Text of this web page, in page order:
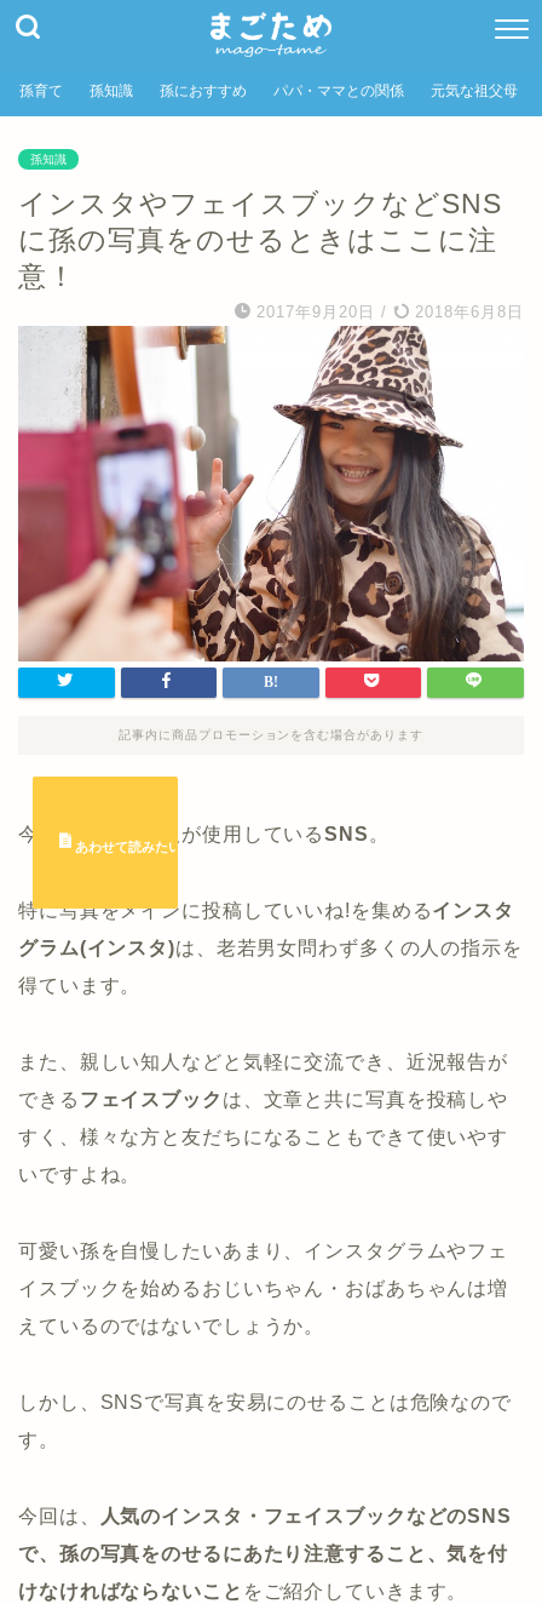
孫育て 孫知識 孫におすすめ パパ・ママとの関係 元気な祖父母
孫知識
インスタやフェイスブックなどSNS
に孫の写真をのせるときはここに注
意！
2017年9月20日 / 2018年6月8日
記事内に商品プロモーションを含む場合があります
今やほとんどの人が使用しているSNS。
特に写真をメインに投稿していいね!を集めるインスタ
グラム(インスタ)は、老若男女問わず多くの人の指示を
得ています。
また、親しい知人などと気軽に交流でき、近況報告が
できる フェイスブック は、文章と共に写真を投稿しや
すく、様々な方と友だちになることもできて使いやす
いですよね。
可愛い孫を自慢したいあまり、インスタグラムやフェ
イスブックを始めるおじいちゃん・おばあちゃんは増
えているのではないでしょうか。
しかし、SNSで写真を安易にのせることは危険なので
す。
今回は、
人気のインスタ・フェイスブックなどのSNS
で、孫の写真をのせるにあたり注意すること、気を付
けなければならないこと をご紹介していきます。